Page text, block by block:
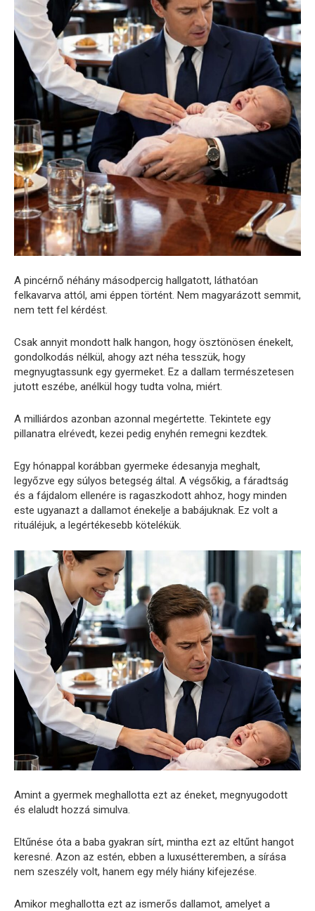
A pincérnő néhány másodpercig hallgatott, láthatóan
felkavarva attól, ami éppen történt. Nem magyarázott semmit,
nem tett fel kérdést.
Csak annyit mondott halk hangon, hogy ösztönösen énekelt,
gondolkodás nélkül, ahogy azt néha tesszük, hogy
megnyugtassunk egy gyermeket. Ez a dallam természetesen
jutott eszébe, anélkül hogy tudta volna, miért.
A milliárdos azonban azonnal megértette. Tekintete egy
pillanatra elrévedt, kezei pedig enyhén remegni kezdtek.
Egy hónappal korábban gyermeke édesanyja meghalt,
legyőzve egy súlyos betegség által. A végsőkig, a fáradtság
és a fájdalom ellenére is ragaszkodott ahhoz, hogy minden
este ugyanazt a dallamot énekelje a babájuknak. Ez volt a
rituáléjuk, a legértékesebb kötelékük.
Amint a gyermek meghallotta ezt az éneket, megnyugodott
és elaludt hozzá simulva.
Eltűnése óta a baba gyakran sírt, mintha ezt az eltűnt hangot
keresné. Azon az estén, ebben a luxusétteremben, a sírása
nem szeszély volt, hanem egy mély hiány kifejezése.
Amikor meghallotta ezt az ismerős dallamot, amelyet a